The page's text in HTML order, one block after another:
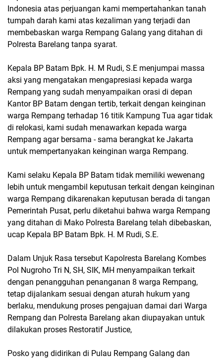
Indonesia atas perjuangan kami mempertahankan tanah
tumpah darah kami atas kezaliman yang terjadi dan
membebaskan warga Rempang Galang yang ditahan di
Polresta Barelang tanpa syarat.
Kepala BP Batam Bpk. H. M Rudi, S.E menjumpai massa
aksi yang mengatakan mengapresiasi kepada warga
Rempang yang sudah menyampaikan orasi di depan
Kantor BP Batam dengan tertib, terkait dengan keinginan
warga Rempang terhadap 16 titik Kampung Tua agar tidak
di relokasi, kami sudah menawarkan kepada warga
Rempang agar bersama - sama berangkat ke Jakarta
untuk mempertanyakan keinginan warga Rempang.
Kami selaku Kepala BP Batam tidak memiliki wewenang
lebih untuk mengambil keputusan terkait dengan keinginan
warga Rempang dikarenakan keputusan berada di tangan
Pemerintah Pusat, perlu diketahui bahwa warga Rempang
yang ditahan di Mako Polresta Barelang telah dibebaskan,
ucap Kepala BP Batam Bpk. H. M Rudi, S.E.
Dalam Unjuk Rasa tersebut Kapolresta Barelang Kombes
Pol Nugroho Tri N, SH, SIK, MH menyampaikan terkait
dengan penangguhan penanganan 8 warga Rempang,
tetap dijalankam sesuai dengan aturah hukum yang
berlaku, mendukung proses pengajuan damai dari Warga
Rempang dan Polresta Barelang akan diupayakan untuk
dilakukan proses Restoratif Justice,
Posko yang didirikan di Pulau Rempang Galang dan